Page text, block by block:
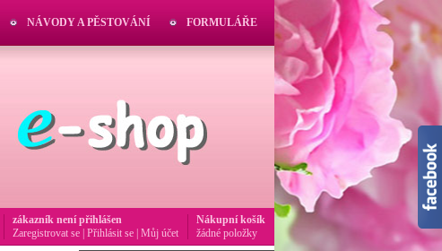
NÁVODY A PĚSTOVÁNÍ FORMULÁŘE
Nákupní košík
žádné položky
zákazník není přihlášen
Zaregistrovat se Přihlásit se Můj účet